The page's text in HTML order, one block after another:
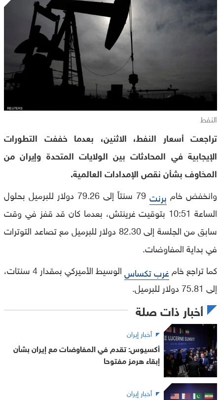
النفط
تراجعت أسعار النفط، الاثنين، بعدما خففت التطورات
الإيجابية في المحادثات بين الولايات المتحدة وإيران من
المخاوف بشأن نقص الإمدادات العالمية.
وانخفض خام برنت
79 سنتاً إلى 79.26 دولار للبرميل بحلول
الساعة 10:51 بتوقيت غرينتش، بعدما كان قد قفز في وقت
سابق من الجلسة إلى 82.30 دولار للبرميل مع تصاعد التوترات
في بداية المفاوضات.
كما تراجع خام غرب تكساس
الوسيط الأميركي بمقدار 4 سنتات،
إلى 75.81 دولار للبرميل.
أخبار ذات صلة
أخبار إيران
أكسيوس: تقدم في المفاوضات مع إيران بشأن
إبقاء هرمز مفتوحا
أخبار إيران